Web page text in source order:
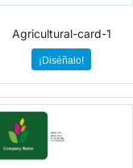
Agricultural-card-1
¡Diséñalo!